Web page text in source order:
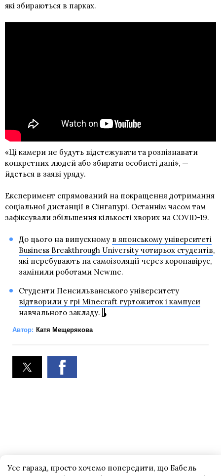
які збираються в парках.
«Ці камери не будуть відстежувати та розпізнавати
конкретних людей або збирати особисті дані», —
йдеться в заяві уряду.
Експеримент спрямований на покращення дотримання
соціальної дистанції в Сінгапурі. Останнім часом там
зафіксували збільшення кількості хворих на COVID-19.
До цього на випускному в японському університеті
Business Breakthrough University чотирьох студентів,
які перебувають на самоізоляції через коронавірус,
замінили роботами Newme.
Студенти Пенсильванського університету
відтворили у грі Minecraft гуртожиток і кампуси
навчального закладу.
Автор: Катя Мещерякова
Усе гаразд, просто хочемо попередити, що Бабель